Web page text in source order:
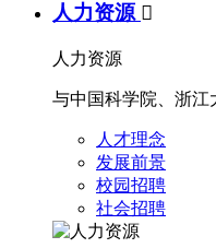
人力资源 
人力资源
与中国科学院、浙江
人才理念
发展前景
校园招聘
社会招聘